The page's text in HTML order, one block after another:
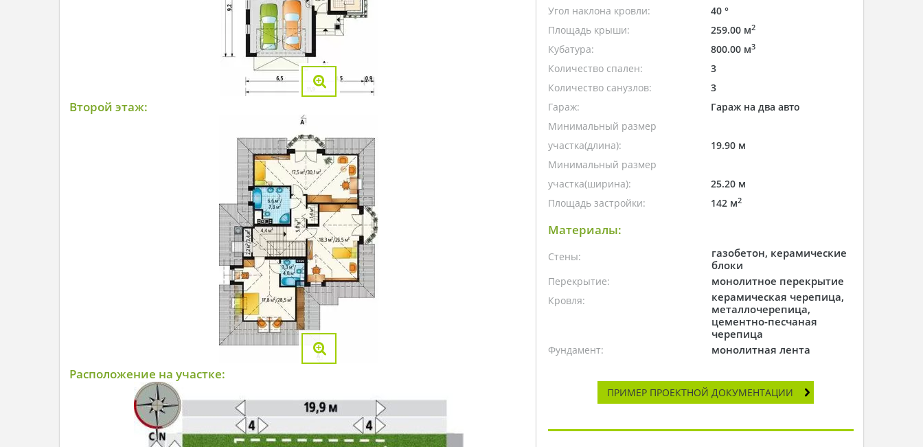
Второй этаж:
Расположение на участке:
Угол наклона кровли:
40 °
Площадь крыши:
259.00 м2
Кубатура: 800.00 м3
Количество спален:
3
Количество санузлов:
3
Гараж:
Гараж на два авто
Минимальный размер
участка(длина):
19.90 м
Минимальный размер
участка(ширина):
25.20 м
Площадь застройки:
142 м2
Материалы:
Стены:
газобетон, керамические
блоки
Перекрытие: монолитное перекрытие
Кровля:
керамическая черепица,
металлочерепица,
цементно-песчаная
черепица
Фундамент: монолитная лента
ПРИМЕР ПРОЕКТНОЙ ДОКУМЕНТАЦИИ